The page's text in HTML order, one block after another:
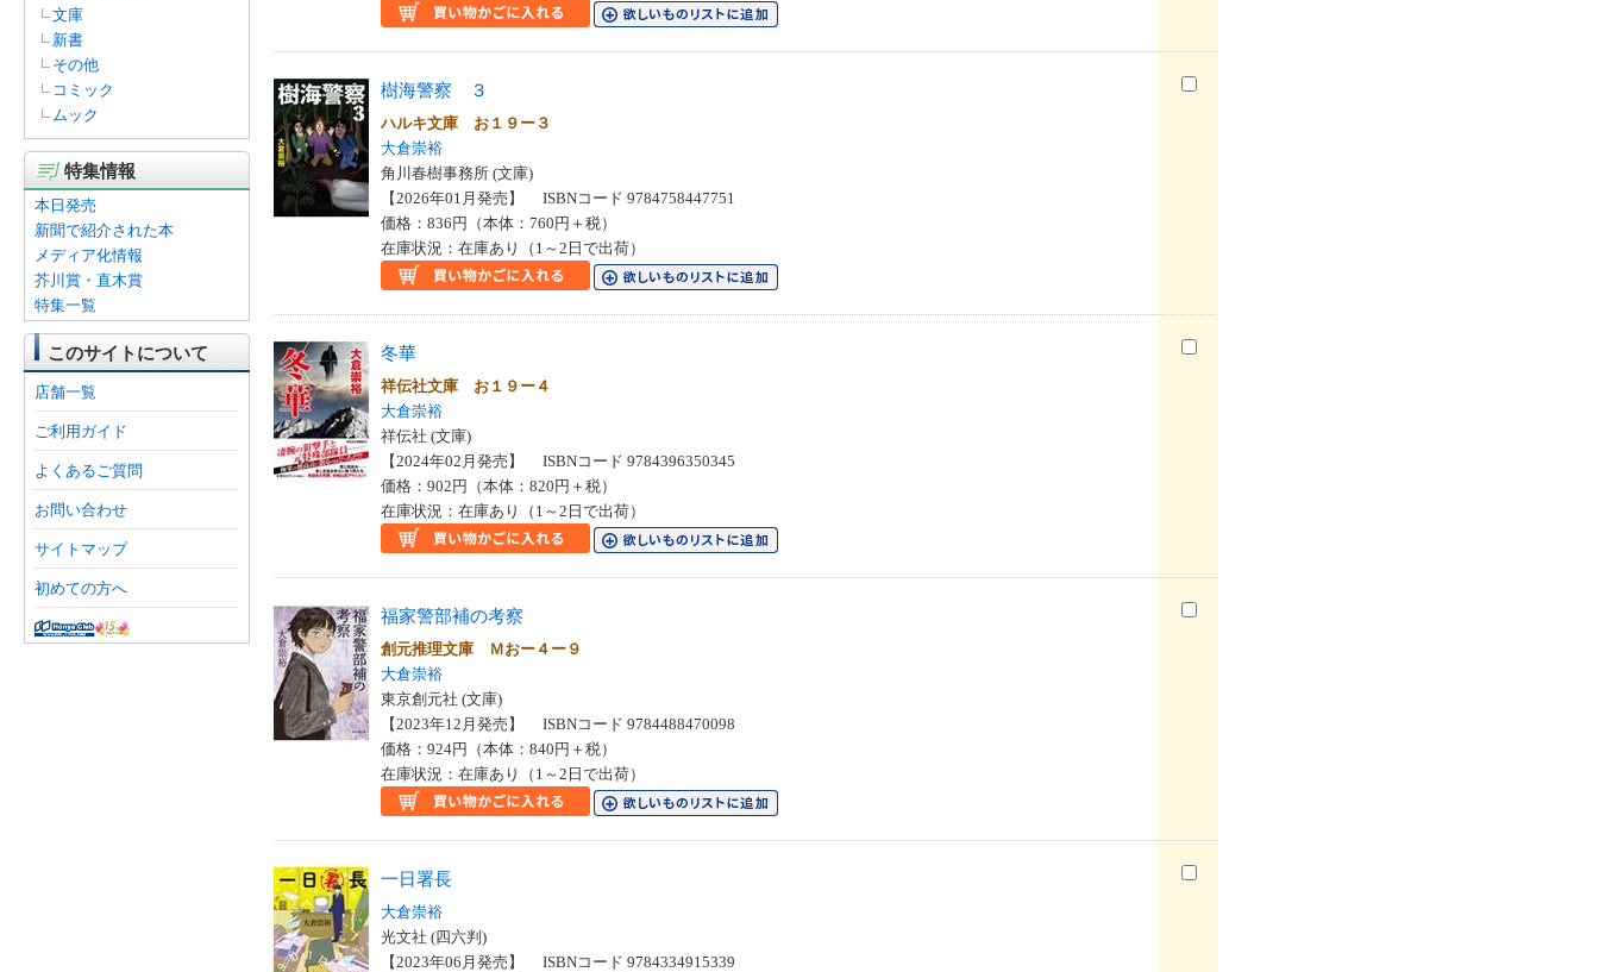
文庫
新書
その他
コミック
ムック
特集情報
本日発売
新聞で紹介された本
メディア化情報
芥川賞・直木賞
特集一覧
このサイトについて
店舗一覧
ご利用ガイド
よくあるご質問
お問い合わせ
サイトマップ
初めての方へ
樹海警察 ３
ハルキ文庫 お１９ー３
大倉崇裕
角川春樹事務所 (文庫)
【2026年01月発売】 ISBNコード 9784758447751
価格：836円（本体：760円＋税）
在庫状況：在庫あり（1～2日で出荷）
冬華
祥伝社文庫 お１９ー４
大倉崇裕
祥伝社 (文庫)
【2024年02月発売】 ISBNコード 9784396350345
価格：902円（本体：820円＋税）
在庫状況：在庫あり（1～2日で出荷）
福家警部補の考察
創元推理文庫 Ｍおー４ー９
大倉崇裕
東京創元社 (文庫)
【2023年12月発売】 ISBNコード 9784488470098
価格：924円（本体：840円＋税）
在庫状況：在庫あり（1～2日で出荷）
一日署長
大倉崇裕
光文社 (四六判)
【2023年06月発売】 ISBNコード 9784334915339